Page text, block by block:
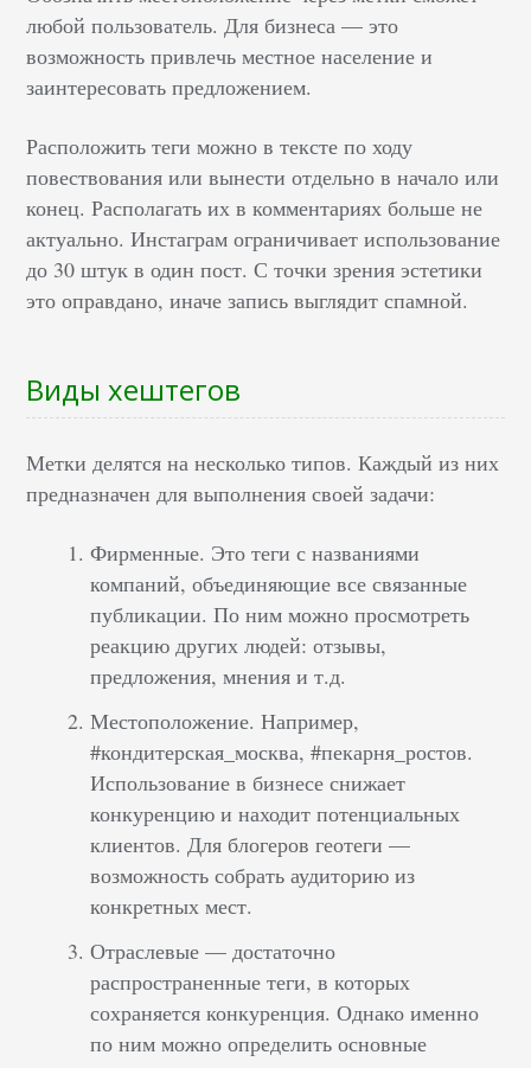
любой пользователь. Для бизнеса — это
возможность привлечь местное население и
заинтересовать предложением.
Расположить теги можно в тексте по ходу
повествования или вынести отдельно в начало или
конец. Располагать их в комментариях больше не
актуально. Инстаграм ограничивает использование
до 30 штук в один пост. С точки зрения эстетики
это оправдано, иначе запись выглядит спамной.
Виды хештегов
Метки делятся на несколько типов. Каждый из них
предназначен для выполнения своей задачи:
Фирменные. Это теги с названиями
компаний, объединяющие все связанные
публикации. По ним можно просмотреть
реакцию других людей: отзывы,
предложения, мнения и т.д.
Местоположение. Например,
#кондитерская_москва, #пекарня_ростов.
Использование в бизнесе снижает
конкуренцию и находит потенциальных
клиентов. Для блогеров геотеги —
возможность собрать аудиторию из
конкретных мест.
Отраслевые — достаточно
распространенные теги, в которых
сохраняется конкуренция. Однако именно
по ним можно определить основные